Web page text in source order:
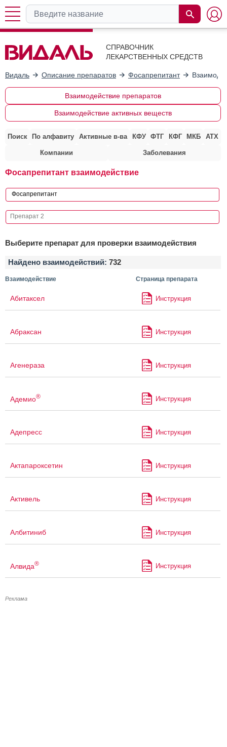
СПРАВОЧНИК
ЛЕКАРСТВЕННЫХ СРЕДСТВ
Видаль Описание препаратов Фосапрепитант
Взаимодействие препаратов
Взаимодействие активных веществ
Поиск По алфавиту Активные в-ва КФУ ФТГ КФГ МКБ АТХ
Компании Заболевания
Фосапрепитант взаимодействие
Выберите препарат для проверки взаимодействия
Найдено взаимодействий: 732
Взаимодействие Страница препарата
Абитаксел Инструкция
Абраксан Инструкция
Агенераза Инструкция
Адемио® Инструкция
Адепресс Инструкция
Актапароксетин Инструкция
Активель Инструкция
Албитиниб Инструкция
Алвида® Инструкция
Реклама